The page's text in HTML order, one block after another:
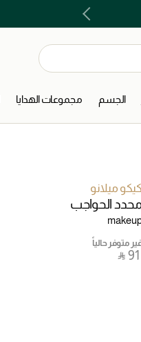
الجسم مجموعات الهدايا
كيكو ميلانو
الحواجب
متوفر حالياً
‎ ⃁ ⁦91⁩ ‎